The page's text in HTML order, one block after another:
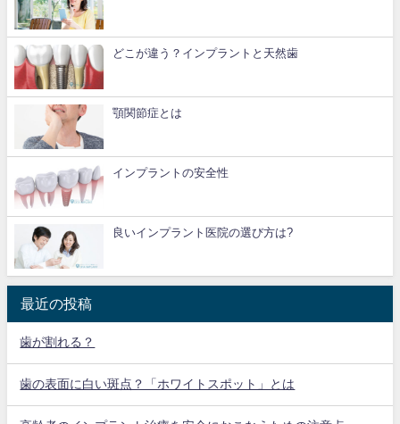
どこが違う？インプラントと天然歯
顎関節症とは
インプラントの安全性
良いインプラント医院の選び方は?
最近の投稿
歯が割れる？
歯の表面に白い斑点？「ホワイトスポット」とは